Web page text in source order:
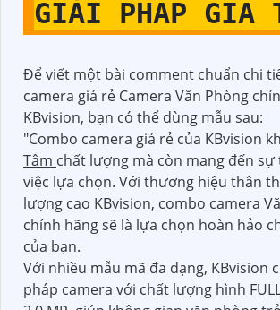
GIẢI PHÁP GIÁ
Để viết một bài comment chuẩn chi
camera giá rẻ Camera Văn Phòng
KBvision, bạn có thể dùng mẫu sau:
"Combo camera giá rẻ của KBvision
Tâm chất lượng mà còn mang đến
việc lựa chọn. Với thương hiệu thân
lượng cao KBvision, combo camera
chính hãng sẽ là lựa chọn hoàn hảo
của bạn.
Với nhiều mẫu mã đa dạng, KBvision
pháp camera với chất lượng hình